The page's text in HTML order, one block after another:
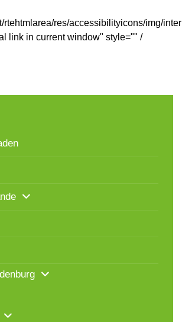
rtehtmlarea/res/accessibilityicons/img/
link in current window" style="" /